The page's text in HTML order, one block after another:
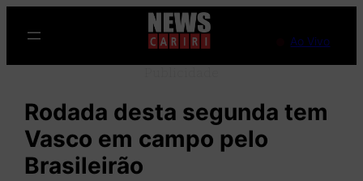
para
o
Ao Vivo
Rodada desta segunda tem
Vasco em campo pelo
Brasileirão